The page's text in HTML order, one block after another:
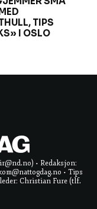
TIPS
I OSLO
• Redaksjon:
• Tips
Christian Fure (tlf.